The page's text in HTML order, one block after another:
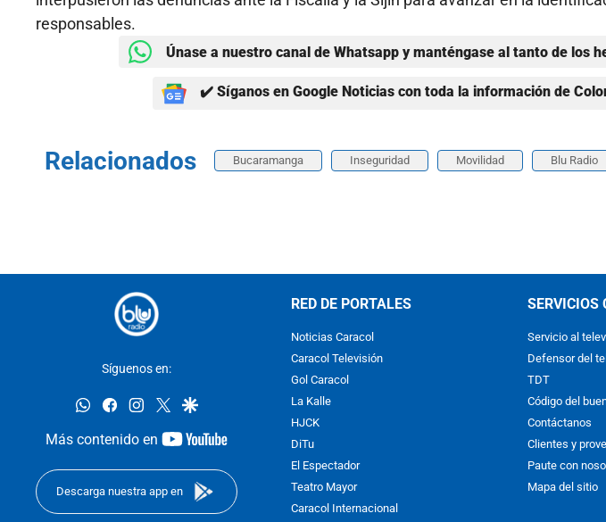
responsables.
Únase a nuestro canal de Whatsapp y manténgase al tanto de los
✔️ Síganos en Google Noticias con toda la información de
Relacionados Bucaramanga Inseguridad Movilidad Blu Radio
Síguenos en:
whatsappfacebookinstagram
twittergoogle
Más contenido en
youtube-
Descarga nuestra app en
RED DE PORTALES
Noticias Caracol
Caracol Televisión
Gol Caracol
La Kalle
HJCK
DiTu
El Espectador
Teatro Mayor
Caracol Internacional
SERVICIOS
Servicio al
Defensor del
TDT
Código del
Contáctanos
Clientes y
Paute con
Mapa del sitio